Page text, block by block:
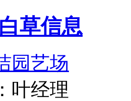
草信息
园艺场
叶经理